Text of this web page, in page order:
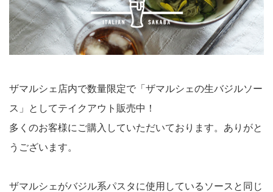
ザマルシェ店内で数量限定で「ザマルシェの生バジルソー
ス」としてテイクアウト販売中！
多くのお客様にご購入していただいております。ありがと
うございます。
ザマルシェがバジル系パスタに使用しているソースと同じ